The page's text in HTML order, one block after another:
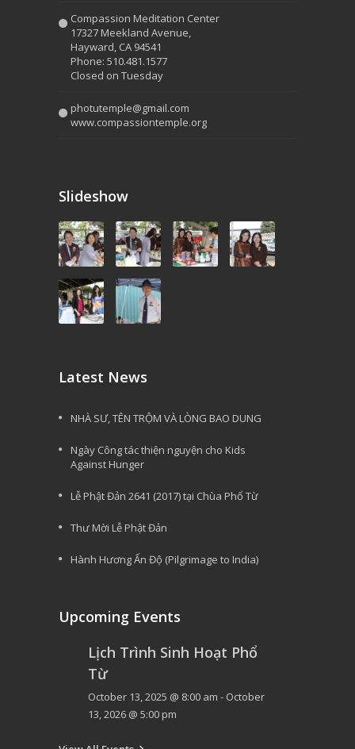
Compassion Meditation Center
17327 Meekland Avenue,
Hayward, CA 94541
Phone: 510.481.1577
Closed on Tuesday
photutemple@gmail.com
www.compassiontemple.org
Slideshow
Latest News
NHÀ SƯ, TÊN TRỘM VÀ LÒNG BAO DUNG
Ngày Công tác thiện nguyện cho Kids
Against Hunger
Lễ Phật Đản 2641 (2017) tại Chùa Phổ Từ
Thư Mời Lễ Phật Đản
Hành Hương Ấn Độ (Pilgrimage to India)
Upcoming Events
Lịch Trình Sinh Hoạt Phổ
Từ
October 13, 2025 @ 8:00 am - October
13, 2026 @ 5:00 pm